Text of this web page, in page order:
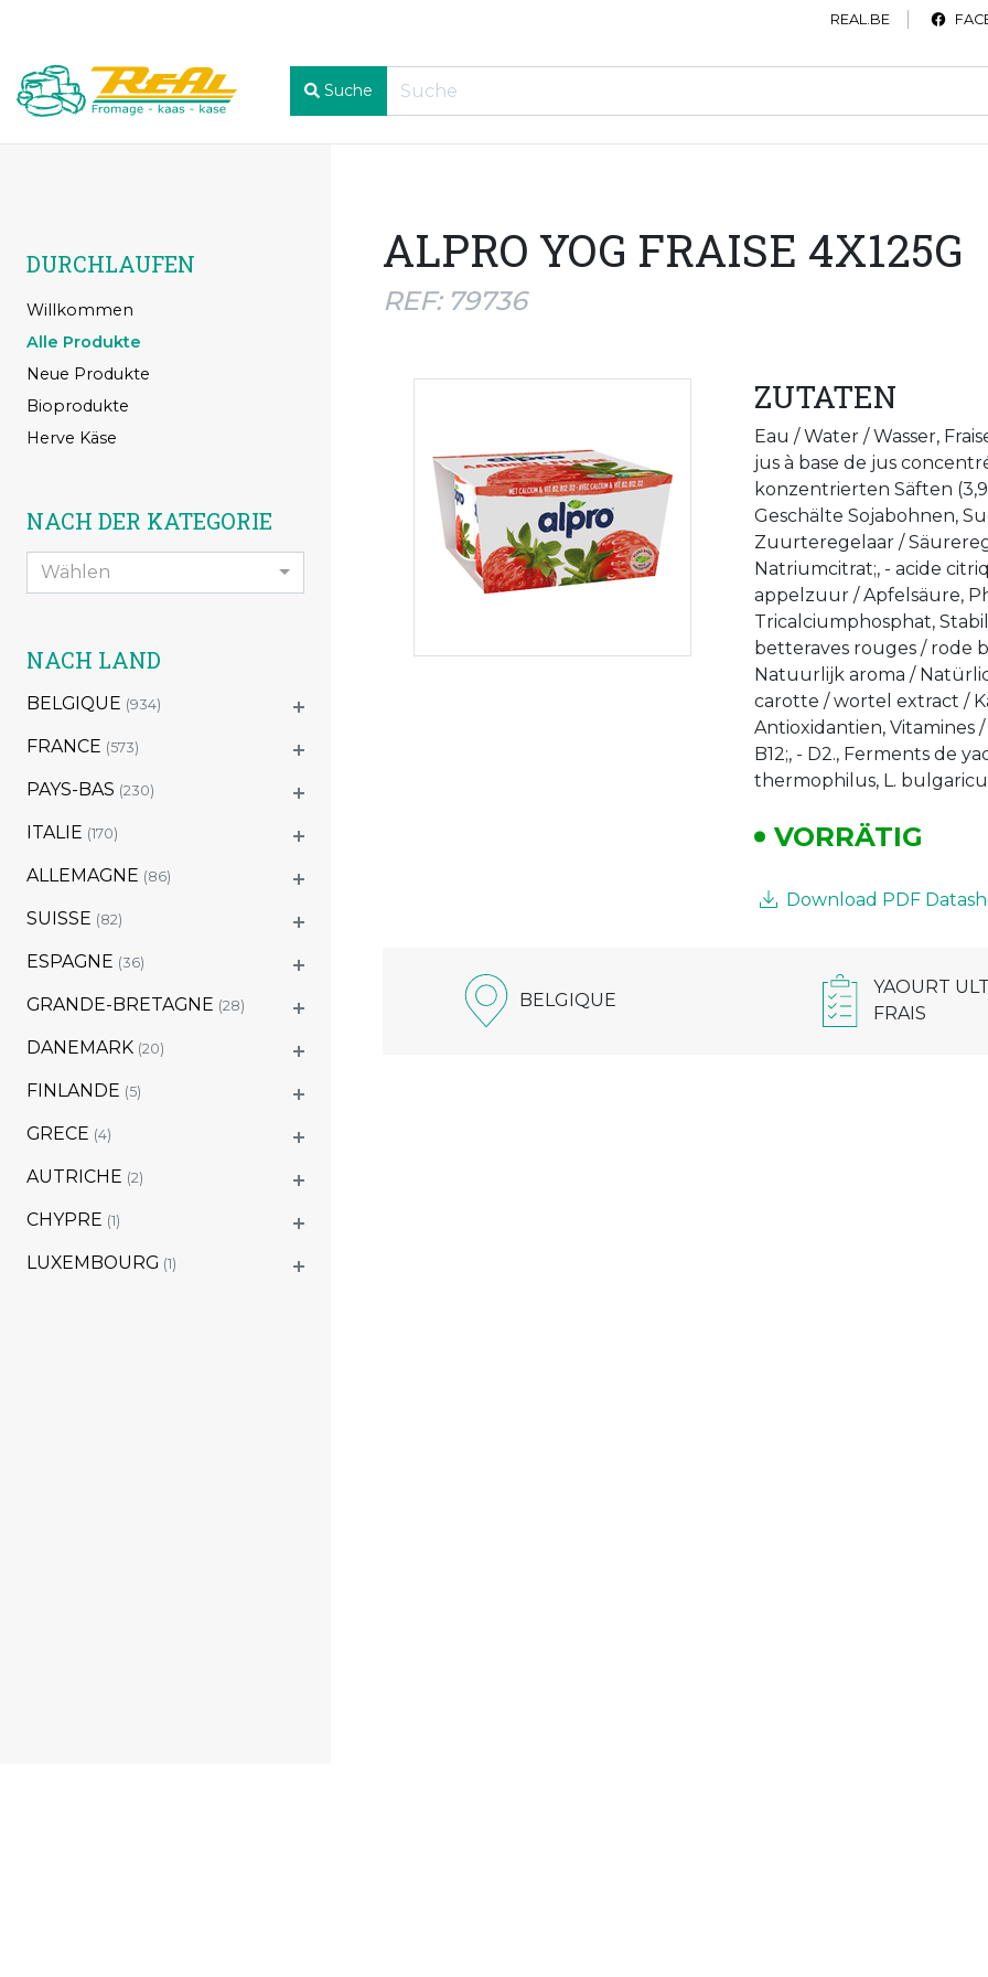
REAL.BE
Suche
DURCHLAUFEN
Willkommen
Alle Produkte
Neue Produkte
Bioprodukte
Herve Käse
NACH DER KATEGORIE
Wählen
NACH LAND
BELGIQUE (934)
FRANCE (573)
PAYS-BAS (230)
ITALIE (170)
ALLEMAGNE (86)
SUISSE (82)
ESPAGNE (36)
GRANDE-BRETAGNE (28)
DANEMARK (20)
FINLANDE (5)
GRECE (4)
AUTRICHE (2)
CHYPRE (1)
LUXEMBOURG (1)
ALPRO YOG FRAISE 4X125G
REF: 79736
ZUTATEN
Eau / Water / Wasser,
jus à base de jus
konzentrierten Säften
Geschälte Sojabohnen,
Zuurteregelaar /
Natriumcitrat;, - acide
appelzuur / Apfelsäure,
Tricalciumphosphat,
betteraves rouges / rode
Natuurlijk aroma /
carotte / wortel extract /
Antioxidantien, Vitamines
B12;, - D2., Ferments de
thermophilus, L.
VORRÄTIG
Download PDF
BELGIQUE
YAOURT
FRAIS